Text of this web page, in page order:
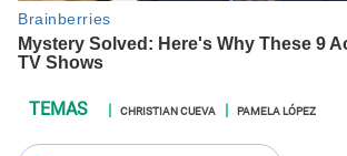
CHRISTIAN CUEVA PAMELA LÓPEZ